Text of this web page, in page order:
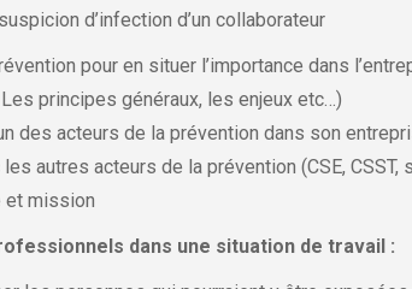
d’infection d’un collaborateur
pour en situer l’importance dans
principes généraux, les enjeux etc…)
des acteurs de la prévention dans son
autres acteurs de la prévention (CSE, CSST,
et mission
dans une situation de travail: